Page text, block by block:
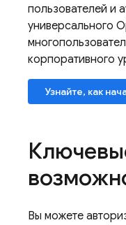
пользователей и
универсального
корпоративного
Узнайте, как
Вы можете